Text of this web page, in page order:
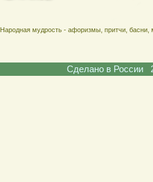
Народная мудрость - афоризмы, притчи,
Сделано в России